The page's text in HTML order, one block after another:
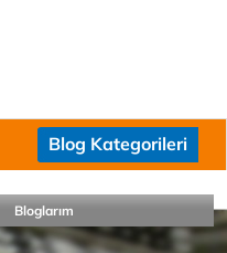
Blog Kategorileri
Bloglarım